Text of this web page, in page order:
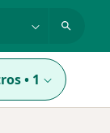
• 1